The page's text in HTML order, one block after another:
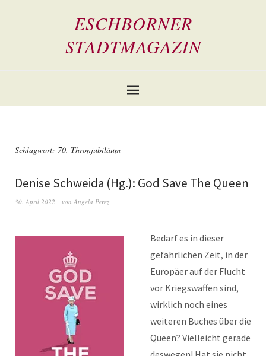
ESCHBORNER
STADTMAGAZIN
Schlagwort: 70. Thronjubiläum
Denise Schweida (Hg.): God Save The Queen
30. April 2022 von Angela Perez
Bedarf es in dieser
gefährlichen Zeit, in der
Europäer auf der Flucht
vor Kriegswaffen sind,
wirklich noch eines
weiteren Buches über die
Queen? Vielleicht gerade